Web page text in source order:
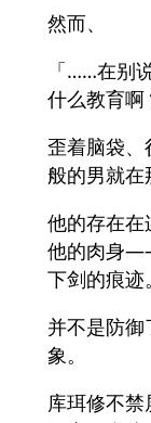
然而、
「……在别
什么教育啊
歪着脑袋
般的男就在
他的存在在
他的肉身
下剑的痕迹。
并不是防
象。
库珥修不